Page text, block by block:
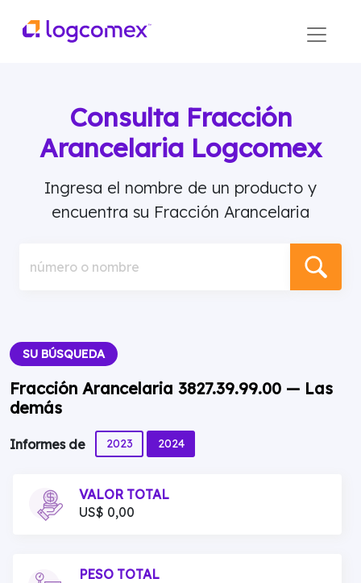
Consulta Fracción
Arancelaria Logcomex
Ingresa el nombre de un producto y
encuentra su Fracción Arancelaria
número o nombre
SU BÚSQUEDA
Fracción Arancelaria 3827.39.99.00 — Las
demás
Informes de 2023 2024
VALOR TOTAL
US$ 0,00
PESO TOTAL